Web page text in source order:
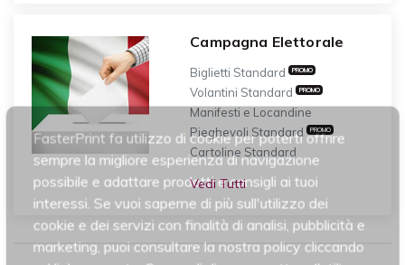
FasterPrint fa utilizzo di cookie per poterti offrire
sempre la migliore esperienza di navigazione
possibile e adattare prodotti e consigli ai tuoi
interessi. Se vuoi saperne di più sull'utilizzo dei
cookie e dei servizi con finalità di analisi, pubblicità e
marketing, puoi consultare la nostra policy cliccando
Campagna Elettorale
Biglietti Standard PROMO
Volantini Standard PROMO
Manifesti e Locandine
Pieghevoli Standard
PROMO
Cartoline Standard
Vedi Tutti